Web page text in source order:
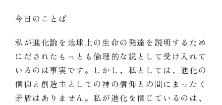
今日のことば
私が進化論を地球上の生命の発達を説明するため
にだされたもっとも倫理的な説として受け入れて
いるのは事実です。しかし、私としては、進化の
信仰と創造主としての神の信仰との間にまったく
矛盾はありません。私が進化を信じているのは、